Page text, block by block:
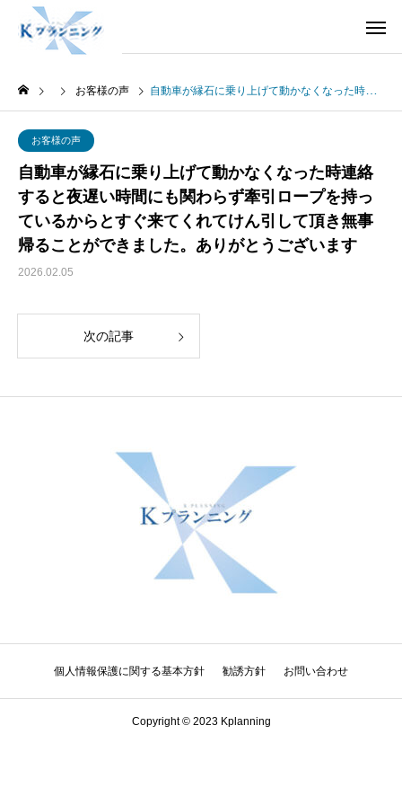
お客様の声 自動車が縁石に乗り上げて動かなくなった時連絡すると夜遅い時間にも関わらず牽引ロープを持っているからとすぐ来てくれてけん引して頂き無事帰ることができました。ありがとうございます
お客様の声
自動車が縁石に乗り上げて動かなくなった時連絡
すると夜遅い時間にも関わらず牽引ロープを持っ
ているからとすぐ来てくれてけん引して頂き無事
帰ることができました。ありがとうございます
2026.02.05
次の記事
個人情報保護に関する基本方針 勧誘方針 お問い合わせ
Copyright © 2023 Kplanning